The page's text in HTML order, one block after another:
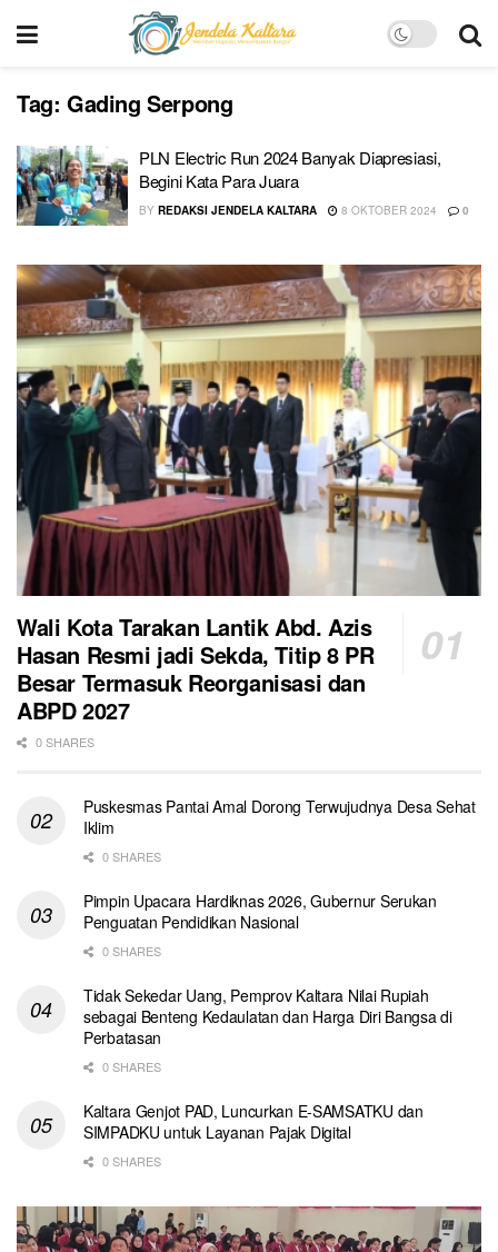
Tag: Gading Serpong
PLN Electric Run 2024 Banyak Diapresiasi,
Begini Kata Para Juara
BY REDAKSI JENDELA KALTARA 8 OKTOBER 2024 0
Wali Kota Tarakan Lantik Abd. Azis
Hasan Resmi jadi Sekda, Titip 8 PR
Besar Termasuk Reorganisasi dan
ABPD 2027
0 SHARES
Puskesmas Pantai Amal Dorong Terwujudnya Desa Sehat
Iklim
0 SHARES
Pimpin Upacara Hardiknas 2026, Gubernur Serukan
Penguatan Pendidikan Nasional
0 SHARES
Tidak Sekedar Uang, Pemprov Kaltara Nilai Rupiah
sebagai Benteng Kedaulatan dan Harga Diri Bangsa di
Perbatasan
0 SHARES
Kaltara Genjot PAD, Luncurkan E-SAMSATKU dan
SIMPADKU untuk Layanan Pajak Digital
0 SHARES